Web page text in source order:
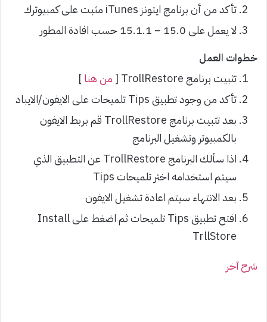
تأكد من أن برنامج ايتونز iTunes مثبت على كمبيوترك
لا يعمل على 15.0 – 15.1.1 حسب افادة المطور
خطوات العمل
تثبيت برنامج TrollRestore [ من هنا]
تأكد من وجود تطبيق Tips تلميحات على الايفون/الايباد
بعد تثبيت برنامج TrollRestore قم بربط الايفون
بالكمبيوتر وتشغيل البرنامج
اذا سألك البرنامج TrollRestore عن التطبيق الذي
سيتم استخدامه اختر تلميحات Tips
بعد الانتهاء سيتم اعادة تشغيل الايفون
افتح تطبيق Tips تلميحات ثم اضغط على Install
TrllStore
شرح آخر